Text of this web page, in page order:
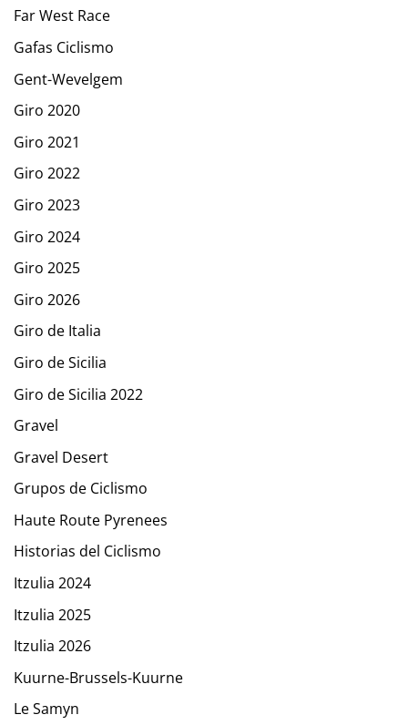
Far West Race
Gafas Ciclismo
Gent-Wevelgem
Giro 2020
Giro 2021
Giro 2022
Giro 2023
Giro 2024
Giro 2025
Giro 2026
Giro de Italia
Giro de Sicilia
Giro de Sicilia 2022
Gravel
Gravel Desert
Grupos de Ciclismo
Haute Route Pyrenees
Historias del Ciclismo
Itzulia 2024
Itzulia 2025
Itzulia 2026
Kuurne-Brussels-Kuurne
Le Samyn